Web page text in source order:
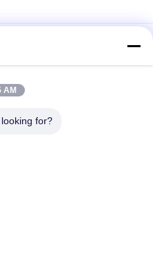
রোল অ্যাঙ্কর উইন্ডলাস উইঞ্চ
উইঞ্চ উইন্ডলাস বোনা ব্রেক আস্তরণের
AM
for?